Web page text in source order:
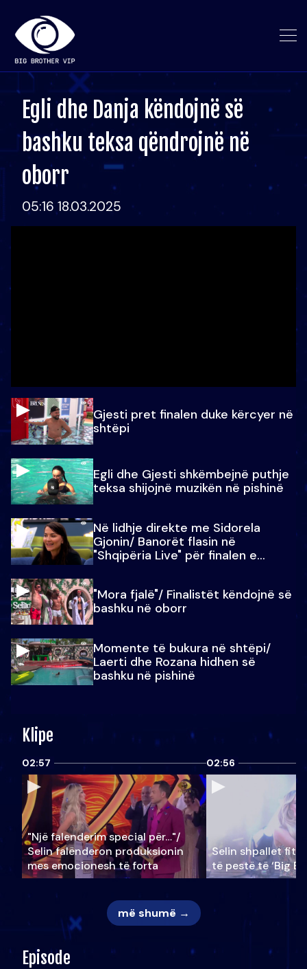
Egli dhe Danja këndojnë së
bashku teksa qëndrojnë në
oborr
05:16 18.03.2025
Gjesti pret finalen duke kërcyer në
shtëpi
Egli dhe Gjesti shkëmbejnë puthje
teksa shijojnë muzikën në pishinë
Në lidhje direkte me Sidorela
Gjonin/ Banorët flasin në
"Shqipëria Live" për finalen e
"Mora fjalë"/ Finalistët këndojnë së
bashku në oborr
Momente të bukura në shtëpi/
Laerti dhe Rozana hidhen së
bashku në pishinë
Klipe
02:57
"Një falenderim special për…"/
Selin falënderon produksionin
mes emocionesh të forta
02:56
Selin shpallet
të pestë të ‘Big
më shumë →
Episode